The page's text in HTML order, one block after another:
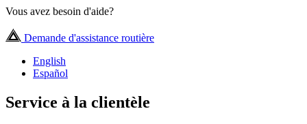
Vous avez besoin d'aide?
Demande d'assistance routière
English
Español
Service à la clientèle